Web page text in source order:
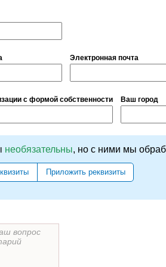
Электронная почта
с формой собственности Ваш город
необязательны, но с ними мы
Приложить реквизиты